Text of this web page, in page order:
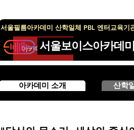
서울필름아카데미 산학일체 PBL 엔터교육기
아카데미 안내 아카데미 안내
서울보이스아카데
아카데미 소개 산학